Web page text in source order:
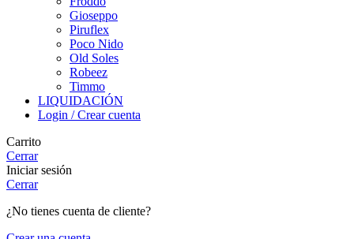
Gioseppo
Piruflex
Poco Nido
Old Soles
Robeez
Timmo
LIQUIDACIÓN
Login / Crear cuenta
Carrito
Cerrar
Iniciar sesión
Cerrar
¿No tienes cuenta de cliente?